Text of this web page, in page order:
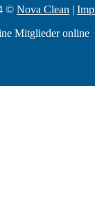
© Nova Clean |
Mitglieder online